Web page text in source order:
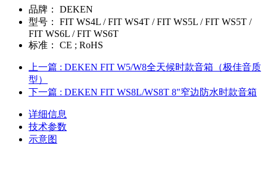
品牌：
DEKEN
型号：
FIT WS4L / FIT WS4T / FIT WS5L / FIT WS5T /
FIT WS6L / FIT WS6T
标准：
CE ; RoHS
上一篇 : DEKEN FIT W5/W8全天候时款音箱（极佳音质
型）
下一篇 : DEKEN FIT WS8L/WS8T 8"窄边防水时款音箱
详细信息
技术参数
示意图